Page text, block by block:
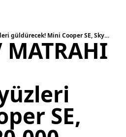
Sıfır otomobilde ÖTV MATRAHI güncellendi! FİYAT LİSTESİNDEKİ fırsat yüzleri güldürecek! Mini Cooper SE, Skywell, Citroen'de 20.000 TL'ye kadar indirim...
SE,